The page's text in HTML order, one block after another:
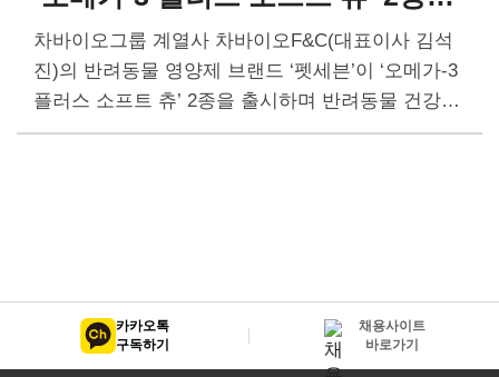
출시
차바이오그룹 계열사 차바이오F&C(대표이사 김석
진)의 반려동물 영양제 브랜드 ‘펫세븐’이 ‘오메가-3
플러스 소프트 츄’ 2종을 출시하며 반려동물 건강식
품 시장에 진출했다. 오메가-3 플러스 소프트 츄는
카카오톡
구독하기
채용사이트
바로가기